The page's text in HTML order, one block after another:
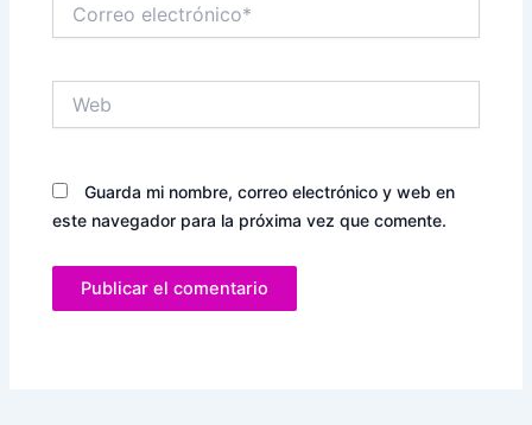
electrónico*
Guarda mi nombre, correo electrónico y web en
este navegador para la próxima vez que comente.